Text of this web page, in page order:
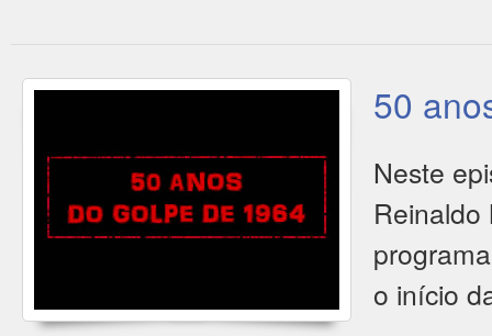
50
Neste
o início